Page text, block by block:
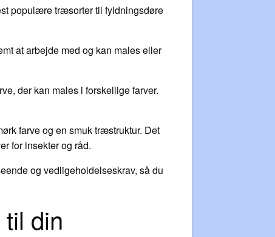
populære træsorter til fyldningsdøre
at arbejde med og kan males eller
der kan males i forskellige farver.
farve og en smuk træstruktur. Det
for insekter og råd.
og vedligeholdelseskrav, så du
din